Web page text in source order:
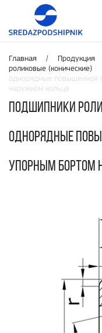
Главная / Продукция
роликовые (конические) /
однорядные повышенной
наружном кольце
Подшипники
однорядные
упорным бортом